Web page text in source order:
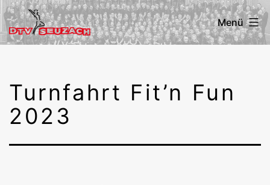
Zum
Inhalt
Menü
Turnfahrt Fit’n Fun
2023